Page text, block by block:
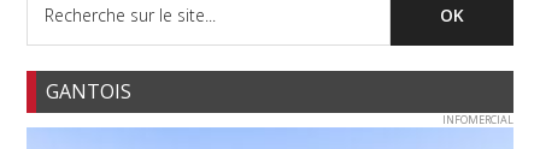
GANTOIS
INFOMERCIAL